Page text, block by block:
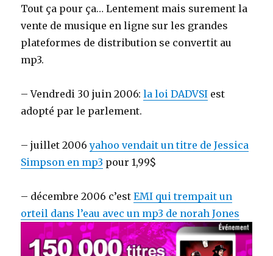
Tout ça pour ça… Lentement mais surement la
vente de musique en ligne sur les grandes
plateformes de distribution se convertit au
mp3.
– Vendredi 30 juin 2006:la loi DADVSI est
adopté par le parlement.
– juillet 2006yahoo vendait un titre de Jessica
Simpson en mp3 pour 1,99$
– décembre 2006 c’estEMI qui trempait un
orteil dans l’eau avec un mp3 de norah Jones